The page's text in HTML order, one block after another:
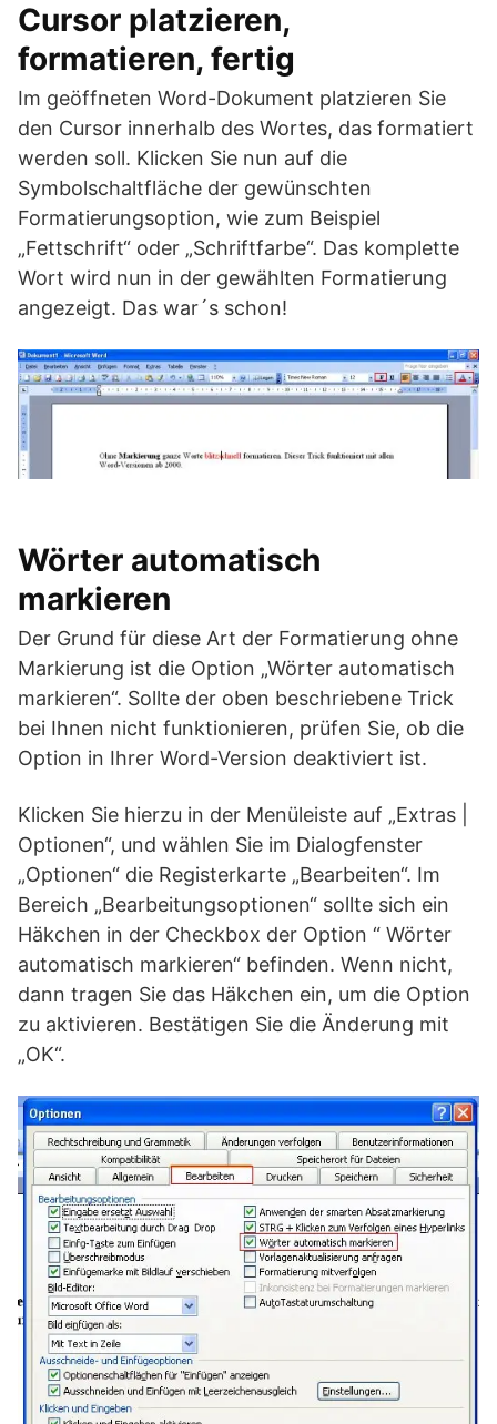
Cursor platzieren,
formatieren, fertig
Im geöffneten Word-Dokument platzieren Sie
den Cursor innerhalb des Wortes, das formatiert
werden soll. Klicken Sie nun auf die
Symbolschaltfläche der gewünschten
Formatierungsoption, wie zum Beispiel
„Fettschrift“ oder „Schriftfarbe“. Das komplette
Wort wird nun in der gewählten Formatierung
angezeigt. Das war´s schon!
Wörter automatisch
markieren
Der Grund für diese Art der Formatierung ohne
Markierung ist die Option „Wörter automatisch
markieren“. Sollte der oben beschriebene Trick
bei Ihnen nicht funktionieren, prüfen Sie, ob die
Option in Ihrer Word-Version deaktiviert ist.
Klicken Sie hierzu in der Menüleiste auf „Extras |
Optionen“, und wählen Sie im Dialogfenster
„Optionen“ die Registerkarte „Bearbeiten“. Im
Bereich „Bearbeitungsoptionen“ sollte sich ein
Häkchen in der Checkbox der Option “ Wörter
automatisch markieren“ befinden. Wenn nicht,
dann tragen Sie das Häkchen ein, um die Option
zu aktivieren. Bestätigen Sie die Änderung mit
„OK“.